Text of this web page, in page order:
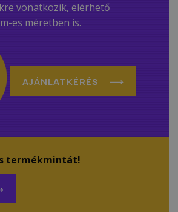
vonatkozik, elérhető
es méretben is.
AJÁNLATKÉRÉS
termékmintát!